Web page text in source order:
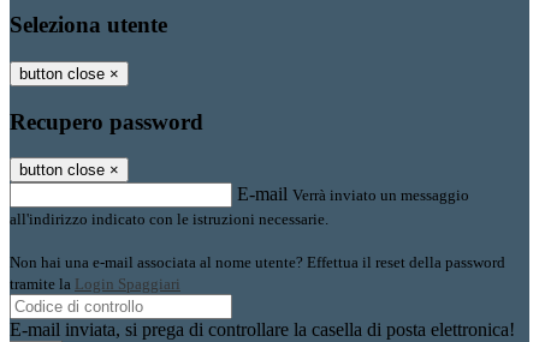
Seleziona utente
button close ×
Recupero password
button close ×
E-mail Verrà inviato un messaggio
all'indirizzo indicato con le istruzioni necessarie.
Non hai una e-mail associata al nome utente? Effettua il reset della password
tramite la Login Spaggiari
E-mail inviata, si prega di controllare la casella di posta elettronica!